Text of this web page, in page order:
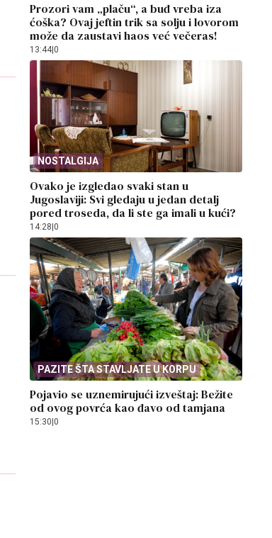
Prozori vam „plaču“, a buđ vreba iza
ćoška? Ovaj jeftin trik sa solju i lovorom
može da zaustavi haos već večeras!
13:44 0
NOSTALGIJA
Ovako je izgledao svaki stan u
Jugoslaviji: Svi gledaju u jedan detalj
pored troseda, da li ste ga imali u kući?
14:28 0
PAZITE ŠTA STAVLJATE U KORPU
Pojavio se uznemirujući izveštaj: Bežite
od ovog povrća kao đavo od tamjana
15:30|0